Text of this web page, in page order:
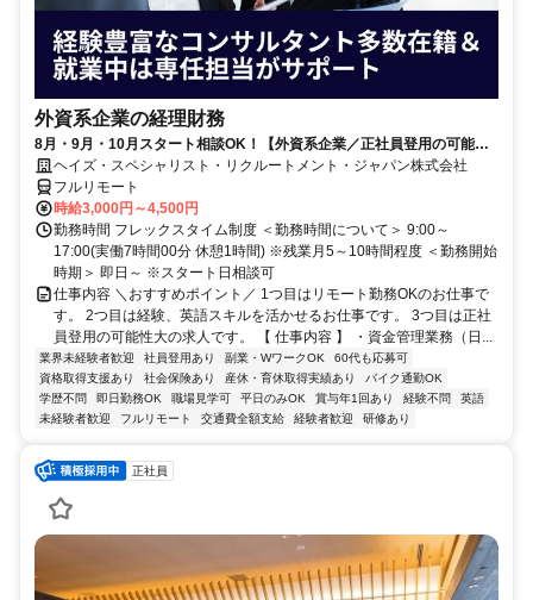
外資系企業の経理財務
8月・9月・10月スタート相談OK！【外資系企業／正社員登用の可能性
大／700万～800万／リモート勤務OK】経理財務
ヘイズ・スペシャリスト・リクルートメント・ジャパン株式会社
フルリモート
時給3,000円～4,500円
勤務時間 フレックスタイム制度 ＜勤務時間について＞ 9:00～
17:00(実働7時間00分 休憩1時間) ※残業月5～10時間程度 ＜勤務開始
時期＞ 即日～ ※スタート日相談可
仕事内容 ＼おすすめポイント／ 1つ目はリモート勤務OKのお仕事で
す。 2つ目は経験、英語スキルを活かせるお仕事です。 3つ目は正社
員登用の可能性大の求人です。 【 仕事内容 】 ・資金管理業務（日...
業界未経験者歓迎 社員登用あり 副業・WワークOK
60代も応募可
資格取得支援あり
社会保険あり 産休・育休取得実績あり
バイク通勤OK
学歴不問
即日勤務OK 職場見学可 平日のみOK 賞与年1回あり 経験不問
英語
未経験者歓迎
フルリモート 交通費全額支給 経験者歓迎 研修あり
正社員